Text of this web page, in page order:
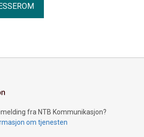
fra NTB Kommunikasjon?
om tjenesten